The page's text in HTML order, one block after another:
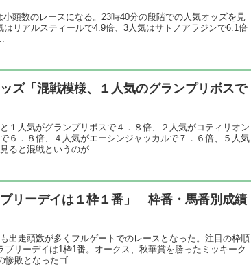
頭数のレースになる。23時40分の段階での人気オッズを見
リアルスティールで4.9倍、3人気はサトノアラジンで6.1倍
ズ「混戦模様、１人気のグランプリボスで
１人気がグランプリボスで４．８倍、２人気がコティリオン
６．８倍、４人気がエーシンジャッカルで７．６倍、５人気
ると混戦というのが...
リーデイは１枠１番」 枠番・馬番別成績
出走頭数が多くフルゲートでのレースとなった。注目の枠順
リーデイは1枠1番。オークス、秋華賞を勝ったミッキーク
敗となったゴ...